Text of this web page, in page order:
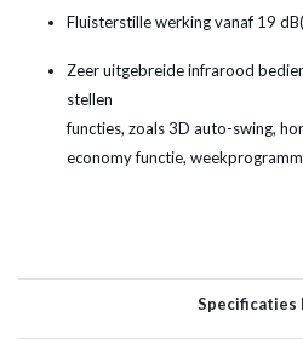
Fluisterstille werking vanaf 19
Zeer uitgebreide infrarood
stellen
functies, zoals 3D auto-swing,
economy functie,
Specificaties